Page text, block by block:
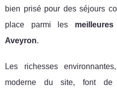
bien prisé pour des séjours
place parmi les
Aveyron.
Les richesses
moderne du site, font